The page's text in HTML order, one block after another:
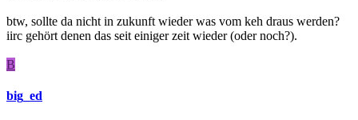
btw, sollte da nicht in zukunft wieder was vom keh draus werden?
iirc gehört denen das seit einiger zeit wieder (oder noch?).
B
big_ed